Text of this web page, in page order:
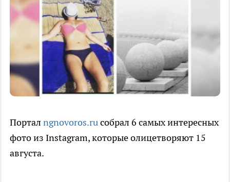
Портал ngnovoros.ruсобрал 6 самых интересных
фото из Instagram, которые олицетворяют 15
августа.